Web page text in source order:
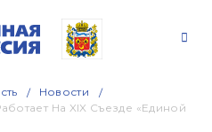
Новости
На XIX Съезде «Единой